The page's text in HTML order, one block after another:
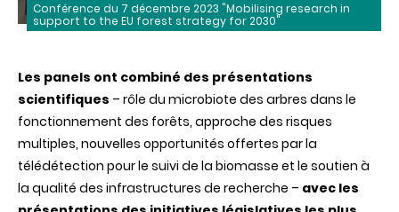
Conférence du 7 décembre 2023 "Mobilising research in
support to the EU forest strategy for 2030"
Les panels ont combiné des présentations
scientifiques – rôle du microbiote des arbres dans le
fonctionnement des forêts, approche des risques
multiples, nouvelles opportunités offertes par la
télédétection pour le suivi de la biomasse et le soutien à
la qualité des infrastructures de recherche – avec les